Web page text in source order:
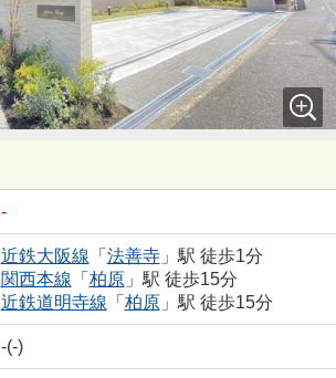
-
近鉄大阪線 「 法善寺」駅 徒歩1分
関西本線 「 柏原」駅 徒歩15分
近鉄道明寺線 「 柏原」駅 徒歩15分
-(-)